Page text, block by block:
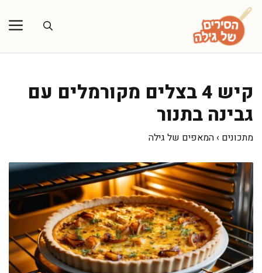
לדלג
לתוכן
קיש 4 בצלים מקורמלים עם
גבינה בתנור
מתכונים › המאפים של גילה